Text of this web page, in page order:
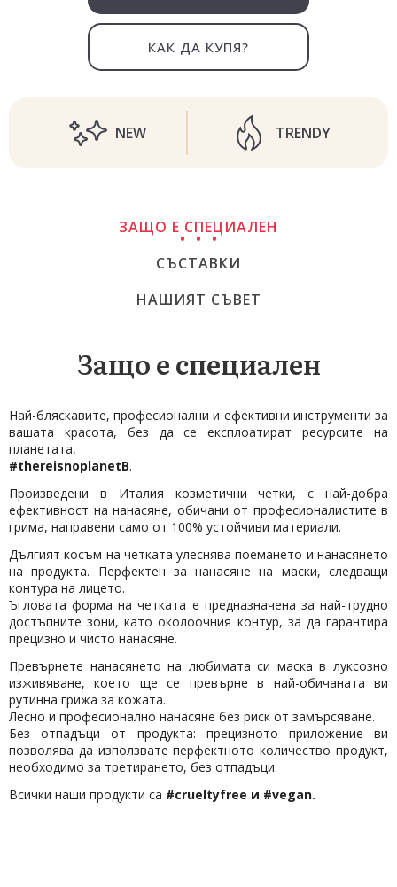
КАК ДА КУПЯ?
NEW TRENDY
ЗАЩО Е СПЕЦИАЛЕН
СЪСТАВКИ
НАШИЯТ СЪВЕТ
Защо е специален
Най-бляскавите, професионални и ефективни инструменти за
вашата красота, без да се експлоатират ресурсите на
планетата,
#thereisnoplanetB.
Произведени в Италия козметични четки, с най-добра
ефективност на нанасяне, обичани от професионалистите в
грима, направени само от 100% устойчиви материали.
Дългият косъм на четката улеснява поемането и нанасянето
на продукта. Перфектен за нанасяне на маски, следващи
контура на лицето.
Ъгловата форма на четката е предназначена за най-трудно
достъпните зони, като околоочния контур, за да гарантира
прецизно и чисто нанасяне.
Превърнете нанасянето на любимата си маска в луксозно
изживяване, което ще се превърне в най-обичаната ви
рутинна грижа за кожата.
Лесно и професионално нанасяне без риск от замърсяване.
Без отпадъци от продукта: прецизното приложение ви
позволява да използвате перфектното количество продукт,
необходимо за третирането, без отпадъци.
Всички наши продукти са #crueltyfree и #vegan.